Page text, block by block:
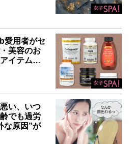
愛用者がセ
美容のお
イテム…
い、いつ
でも過労
な原因”が